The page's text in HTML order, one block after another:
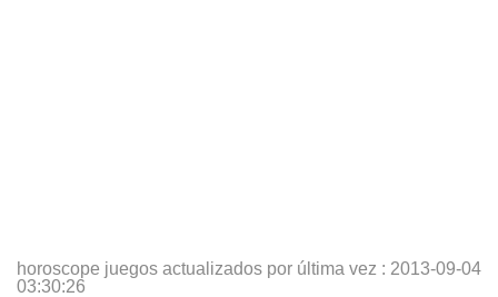
horoscope juegos actualizados por última vez : 2013-09-04
03:30:26